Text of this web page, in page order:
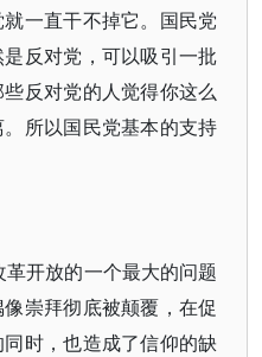
一直干不掉它。国民党
反对党，可以吸引一批
反对党的人觉得你这么
所以国民党基本的支持
开放的一个最大的问题
崇拜彻底被颠覆，在促
时，也造成了信仰的缺